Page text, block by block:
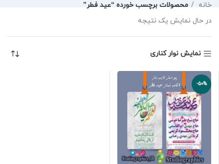
خانه
محصولات برچسب خورده “عید فطر”
در حال نمایش یک نتیجه
نمایش نوار کناری
-50%